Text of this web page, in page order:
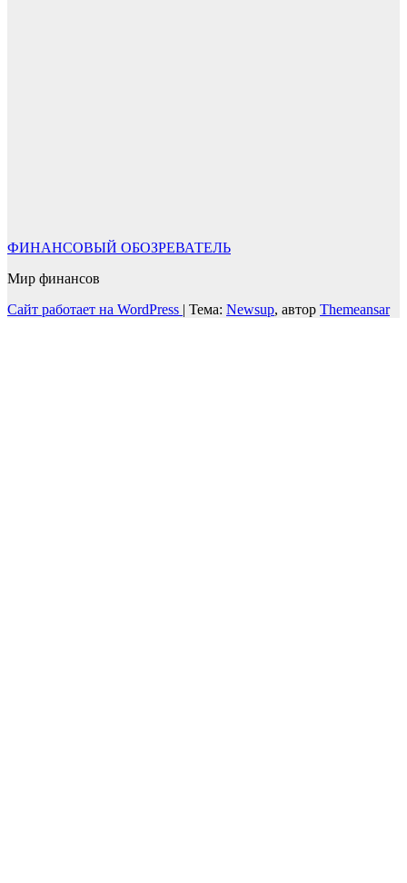
ФИНАНСОВЫЙ ОБОЗРЕВАТЕЛЬ
Мир финансов
Сайт работает на WordPress | Тема: Newsup, автор Themeansar